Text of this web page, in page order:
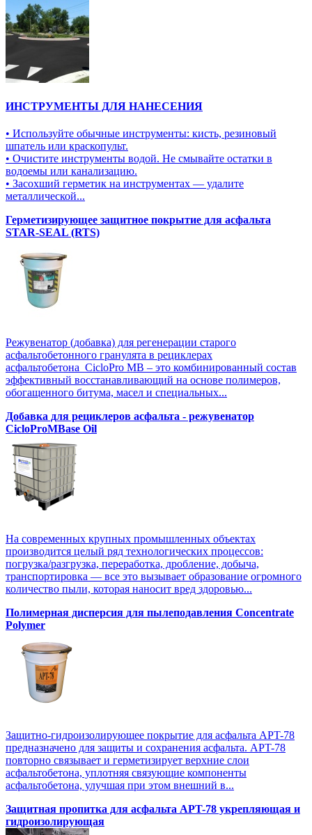
ИНСТРУМЕНТЫ ДЛЯ НАНЕСЕНИЯ
• Используйте обычные инструменты: кисть, резиновый
шпатель или краскопульт.
• Очистите инструменты водой. Не смывайте остатки в
водоемы или канализацию.
• Засохший герметик на инструментах — удалите
металлической...
Герметизирующее защитное покрытие для асфальта
STAR-SEAL (RTS)
Режувенатор (добавка) для регенерации старого
асфальтобетонного гранулята в рециклерах
асфальтобетона CicloPro MB – это комбинированный состав
эффективный восстанавливающий на основе полимеров,
обогащенного битума, масел и специальных...
Добавка для рециклеров асфальта - режувенатор
CicloProMBase Oil
На современных крупных промышленных объектах
производится целый ряд технологических процессов:
погрузка/разгрузка, переработка, дробление, добыча,
транспортировка — все это вызывает образование огромного
количество пыли, которая наносит вред здоровью...
Полимерная дисперсия для пылеподавления Concentrate
Polymer
Защитно-гидроизолирующее покрытие для асфальта APT-78
предназначено для защиты и сохранения асфальта. APT-78
повторно связывает и герметизирует верхние слои
асфальтобетона, уплотняя связующие компоненты
асфальтобетона, улучшая при этом внешний в...
Защитная пропитка для асфальта APT-78 укрепляющая и
гидроизолирующая